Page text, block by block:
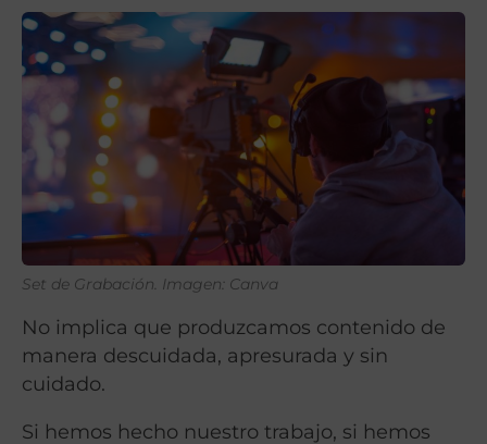
Set de Grabación. Imagen: Canva
No implica que produzcamos contenido de
manera descuidada, apresurada y sin
cuidado.
Si hemos hecho nuestro trabajo, si hemos